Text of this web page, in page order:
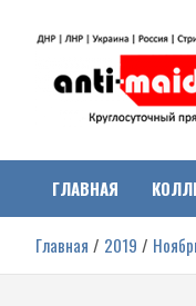
Украине
о гражданской войне
ДНР, ЛНР и других
ГЛАВНАЯ
Главная 2019